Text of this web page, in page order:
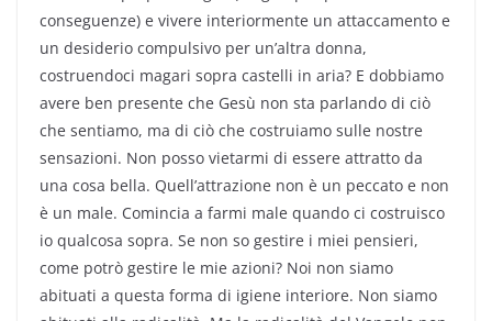
conseguenze) e vivere interiormente un attaccamento e
un desiderio compulsivo per un’altra donna,
costruendoci magari sopra castelli in aria? E dobbiamo
avere ben presente che Gesù non sta parlando di ciò
che sentiamo, ma di ciò che costruiamo sulle nostre
sensazioni. Non posso vietarmi di essere attratto da
una cosa bella. Quell’attrazione non è un peccato e non
è un male. Comincia a farmi male quando ci costruisco
io qualcosa sopra. Se non so gestire i miei pensieri,
come potrò gestire le mie azioni? Noi non siamo
abituati a questa forma di igiene interiore. Non siamo